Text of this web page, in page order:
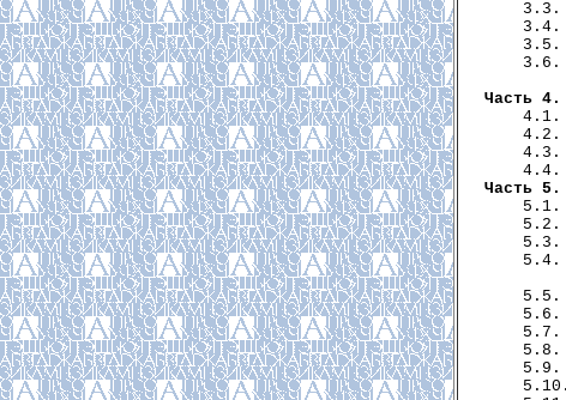
3.3.
3.4.
3.5.
3.6.
Часть 4.
4.1.
4.2.
4.3.
4.4.
Часть 5.
5.1.
5.2.
5.3.
5.4.
5.5.
5.6.
5.7.
5.8.
5.9.